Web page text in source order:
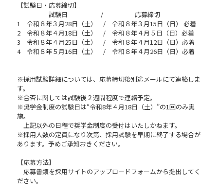
【試験日・応募締切】
試験日 / 応募締切
1 令和８年３月28日（土） / 令和８年３月15日（日） 必着
2 令和８年４月18日（土） / 令和８年４月５日（日）必着
3 令和８年４月25日（土） / 令和８年４月12日（日）必着
4 令和８年５月16日（土） / 令和８年４月26日（日）必着
※採用試験詳細については、応募締切後別途メールにて連絡しま
す。
※合否に関しては試験後２週間程度で連絡予定。
※奨学金制度の試験日は“令和8年４月18日（土）”の1回のみ実
施。
上記以外の日程で奨学金制度の受付はいたしかねます。
※採用人数の定員になり次第、採用試験を早期に終了する場合が
あります。予めご承知おきください。
【応募方法】
応募書類を採用サイトのアップロードフォームから提出してく
ださい。